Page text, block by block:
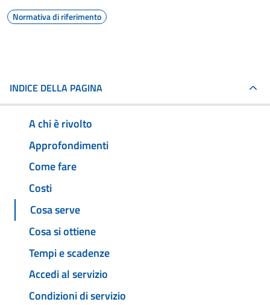
Normativa di riferimento
INDICE DELLA PAGINA
A chi è rivolto
Approfondimenti
Come fare
Costi
Cosa serve
Cosa si ottiene
Tempi e scadenze
Accedi al servizio
Condizioni di servizio